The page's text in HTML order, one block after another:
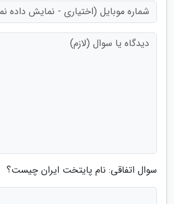
سوال اتفاقی: نام پایتخت ایران چیست؟